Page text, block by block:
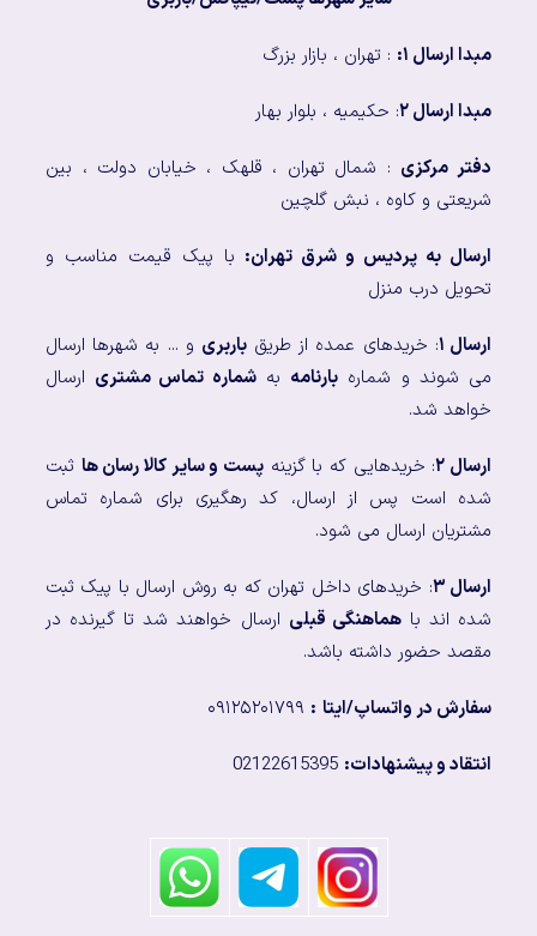
مبدا ارسال ۱: : تهران ، بازار بزرگ
مبدا ارسال ۲ : حکیمیه ، بلوار بهار
دفتر مرکزی : شمال تهران ، قلهک ، خیابان دولت ، بین
شریعتی و کاوه ، نبش گلچین
ارسال به پردیس و شرق تهران: با پیک قیمت مناسب و
تحویل درب منزل
ارسال ۱ : خریدهای عمده از طریقباربری و ... به شهرها ارسال
می شوند و شماره بارنامه بهشماره تماس مشتری ارسال
خواهد شد.
ارسال ۲ : خریدهایی که با گزینه پست و سایر کالا رسان ها ثبت
شده است پس از ارسال، کد رهگیری برای شماره تماس
مشتریان ارسال می شود.
ارسال ۳
: خریدهای داخل تهران که به روش ارسال با پیک ثبت
شده اند باهماهنگی قبلی ارسال خواهند شد تا گیرنده در
مقصد حضور داشته باشد.
سفارش در واتساپ/ایتا :
انتقاد و پیشنهادات: